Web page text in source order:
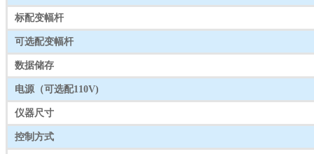
标配变幅杆
可选配变幅杆
数据储存
电源（可选配110V)
仪器尺寸
控制方式